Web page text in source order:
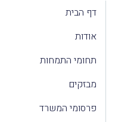
דף הבית
אודות
תחומי התמחות
מבזקים
פרסומי המשרד